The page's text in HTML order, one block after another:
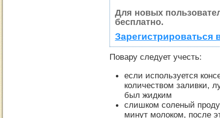
Для новых
бесплатно.
Зарегистрироваться
Повару следует учесть:
если используется
количеством заливки,
был жидким
слишком соленый
минут молоком, после